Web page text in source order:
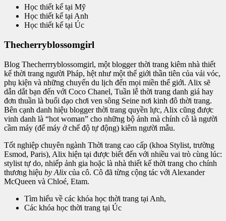
Học thiết kế tại Mỹ
Học thiết kế tại Anh
Học thiết kế tại Úc
Thecherryblossomgirl
Blog Thecherrryblossomgirl, một blogger thời trang kiêm nhà thiết
kế thời trang người Pháp, hệt như một thế giới thần tiên của vải vóc,
phụ kiện và những chuyến du lịch đến mọi miền thế giới. Alix sẽ
dẫn dắt bạn đến với Coco Chanel, Tuần lễ thời trang danh giá hay
đơn thuần là buổi dạo chơi ven sông Seine nơi kinh đô thời trang.
Bên cạnh danh hiệu blogger thời trang quyền lực, Alix cũng được
vinh danh là “hot woman” cho những bộ ảnh mà chính cô là người
cầm máy (để máy ở chế độ tự động) kiêm người mẫu.
Tốt nghiệp chuyên ngành Thời trang cao cấp (khoa Stylist, trường
Esmod, Paris), Alix hiện tại được biết đến với nhiều vai trò cùng lúc:
stylist tự do, nhiếp ảnh gia hoặc là nhà thiết kế thời trang cho chính
thương hiệu by Alix của cô. Cô đã từng cộng tác với Alexander
McQueen và Chloé, Etam.
Tìm hiểu về các khóa học thời trang tại Anh,
Các khóa học thời trang tại Úc